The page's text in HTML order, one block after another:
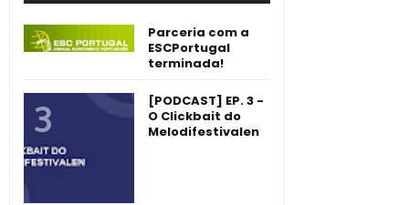
Parceria com a
ESCPortugal
terminada!
[PODCAST] EP. 3 -
O Clickbait do
Melodifestivalen